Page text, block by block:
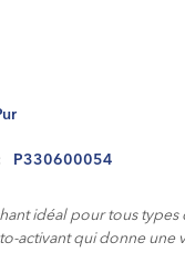
P330600054
idéal pour tous types
activant qui donne une